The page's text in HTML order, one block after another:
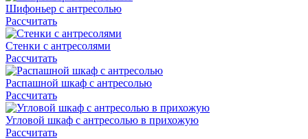
Шифоньер с антресолью
Рассчитать
Стенки с антресолями
Рассчитать
Распашной шкаф с антресолью
Рассчитать
Угловой шкаф с антресолью в прихожую
Рассчитать